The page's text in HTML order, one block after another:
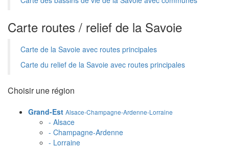
Carte routes / relief de la Savoie
Carte de la Savoie avec routes principales
Carte du relief de la Savoie avec routes principales
Choisir une région
Grand-Est Alsace-Champagne-Ardenne-Lorraine
- Alsace
- Champagne-Ardenne
- Lorraine